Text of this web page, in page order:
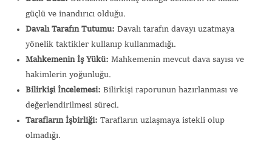
güçlü ve inandırıcı olduğu.
Davalı Tarafın Tutumu: Davalı tarafın davayı uzatmaya
yönelik taktikler kullanıp kullanmadığı.
Mahkemenin İş Yükü: Mahkemenin mevcut dava sayısı ve
hakimlerin yoğunluğu.
Bilirkişi İncelemesi: Bilirkişi raporunun hazırlanması ve
değerlendirilmesi süreci.
Tarafların İşbirliği: Tarafların uzlaşmaya istekli olup
olmadığı.